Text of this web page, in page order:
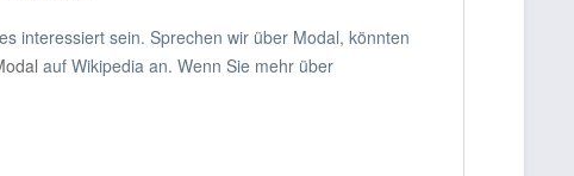
interessiert sein. Sprechen wir über Modal, könnten
auf Wikipedia an. Wenn Sie mehr über